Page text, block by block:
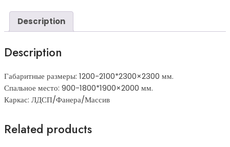
Description
Description
Габаритные размеры: 1200-2100*2300×2300 мм.
Спальное место: 900-1800*1900×2000 мм.
Каркас: ЛДСП/Фанера/Массив
Related products